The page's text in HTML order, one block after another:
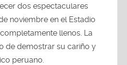
dos espectaculares
noviembre en el Estadio
llenos. La
de demostrar su cariño y
peruano.